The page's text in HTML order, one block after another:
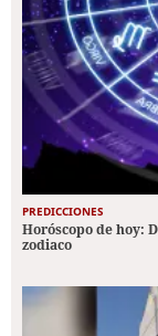
PREDICCIONES
Horóscopo de hoy:
zodiaco